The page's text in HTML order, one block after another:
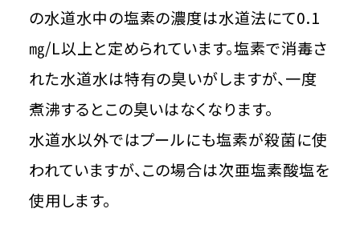
の水道水中の塩素の濃度は水道法にて0.1
㎎/L以上と定められています。塩素で消毒さ
れた水道水は特有の臭いがしますが、一度
煮沸するとこの臭いはなくなります。
水道水以外ではプールにも塩素が殺菌に使
われていますが、この場合は次亜塩素酸塩を
使用します。